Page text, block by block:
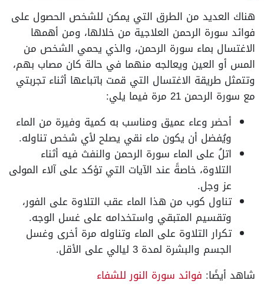
هناك العديد من الطرق التي يمكن للشخص الحصول على
فوائد سورة الرحمن العلاجية من خلالها، ومن أهمها
الاغتسال بماء سورة الرحمن، والذي يحمي الشخص من
المس أو العين ويعالجه منهما في حالة كان مصاب بهم،
وتتمثل طريقة الاغتسال التي قمت باتباعها أثناء تجربتي
مع سورة الرحمن 21 مرة فيما يلي:
أحضر وعاء عميق ومناسب به كمية وفيرة من الماء
ويُفضل أن يكون ماء نقي يصلح لأي شخص تناوله.
اتلُ على الماء سورة الرحمن والنفث فيه أثناء
التلاوة، خاصةً عند الآيات التي تؤكد على آلاء المولى
عز وجل.
تناول كوب من هذا الماء عقب التلاوة على الفور،
وتقسيم المتبقي واستخدامه على غسل الوجه.
تكرار التلاوة على الماء وتناوله مرة أخرى وغسل
الجسم والبشرة لمدة 3 ليالي على الأقل.
شاهد أيضًا: فوائد سورة النور للشفاء